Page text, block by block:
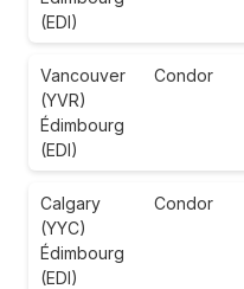
(EDI)
Vancouver
(YVR)
Édimbourg
(EDI)
Condor
Calgary
(YYC)
Édimbourg
(EDI)
Condor